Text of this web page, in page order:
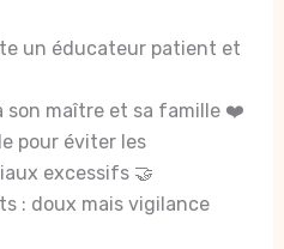
un éducateur patient et
son maître et sa famille ❤️
pour éviter les
excessifs 🤝
: doux mais vigilance